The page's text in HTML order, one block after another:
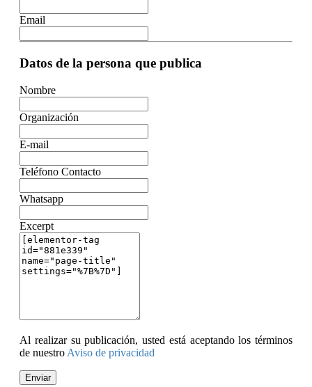
Email
Datos de la persona que publica
Nombre
Organización
E-mail
Teléfono Contacto
Whatsapp
Excerpt
Al realizar su publicación, usted está aceptando los términos
de nuestro Aviso de privacidad
Enviar